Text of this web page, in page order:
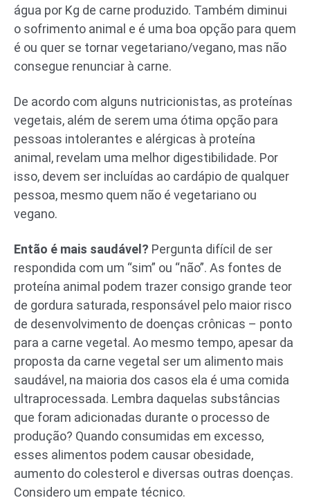
água por Kg de carne produzido. Também diminui
o sofrimento animal e é uma boa opção para quem
é ou quer se tornar vegetariano/vegano, mas não
consegue renunciar à carne.
De acordo com alguns nutricionistas, as proteínas
vegetais, além de serem uma ótima opção para
pessoas intolerantes e alérgicas à proteína
animal, revelam uma melhor digestibilidade. Por
isso, devem ser incluídas ao cardápio de qualquer
pessoa, mesmo quem não é vegetariano ou
vegano.
Então é mais saudável? Pergunta difícil de ser
respondida com um “sim” ou “não”. As fontes de
proteína animal podem trazer consigo grande teor
de gordura saturada, responsável pelo maior risco
de desenvolvimento de doenças crônicas – ponto
para a carne vegetal. Ao mesmo tempo, apesar da
proposta da carne vegetal ser um alimento mais
saudável, na maioria dos casos ela é uma comida
ultraprocessada. Lembra daquelas substâncias
que foram adicionadas durante o processo de
produção? Quando consumidas em excesso,
esses alimentos podem causar obesidade,
aumento do colesterol e diversas outras doenças.
Considero um empate técnico.